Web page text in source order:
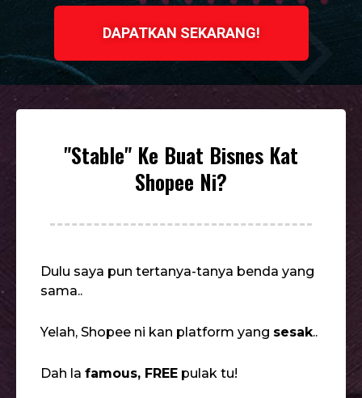
DAPATKAN SEKARANG!
"Stable" Ke Buat Bisnes Kat
Shopee Ni?
Dulu saya pun tertanya-tanya benda yang
sama..
Yelah, Shopee ni kan platform yang sesak..
Dah la famous, FREE pulak tu!